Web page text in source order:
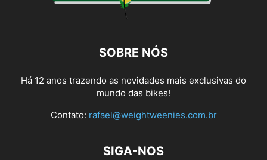
SOBRE NÓS
Há 12 anos trazendo as novidades mais exclusivas do
mundo das bikes!
Contato: rafael@weightweenies.com.br
SIGA-NOS